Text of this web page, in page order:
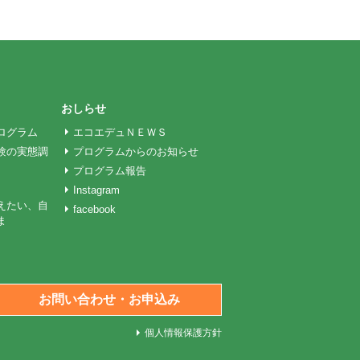
グラム
の実態調
たい、自
おしらせ
エコエデュＮＥＷＳ
プログラムからのお知らせ
プログラム報告
Instagram
facebook
お問い合わせ・お申込み
個人情報保護方針